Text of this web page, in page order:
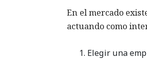
En el mercado
actuando como
Elegir una